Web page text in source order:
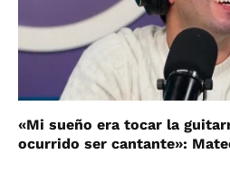
«Mi sueño era tocar la
ocurrido ser cantante»: